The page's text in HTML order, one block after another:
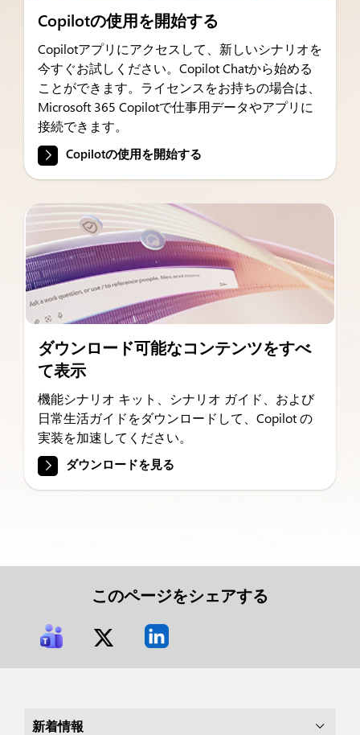
Copilotの使用を開始する
Copilotアプリにアクセスして、新しいシナリオを
今すぐお試しください。Copilot Chatから始める
ことができます。ライセンスをお持ちの場合は、
Microsoft 365 Copilotで仕事用データやアプリに
接続できます。
Copilotの使用を開始する
ダウンロード可能なコンテンツをすべ
て表示
機能シナリオ キット、シナリオ ガイド、および
日常生活ガイドをダウンロードして、Copilot の
実装を加速してください。
ダウンロードを見る
このページをシェアする
新着情報